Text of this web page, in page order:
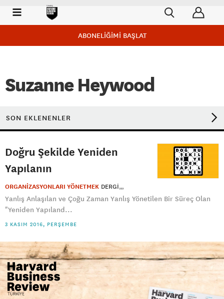
ABONELİĞİMİ BAŞLAT
Suzanne Heywood
SON EKLENENLER
Doğru Şekilde Yeniden
Yapılanın
ORGANİZASYONLARI YÖNETMEK DERGI
Yanlış Anlaşılan ve Çoğu Zaman Yanlış Yönetilen Bir Süreç Olan
"Yeniden Yapıland...
3 KASIM 2016, PERŞEMBE